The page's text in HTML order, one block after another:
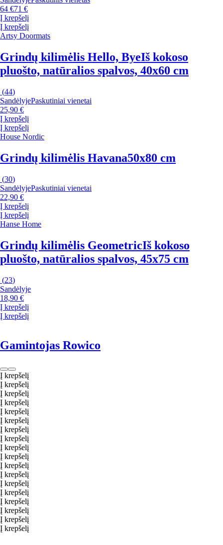
64 €71 €
Į krepšelį
Į krepšelį
Artsy Doormats
Grindų kilimėlis Hello, ByeIš kokoso
pluošto, natūralios spalvos, 40x60 cm
(44)
SandėlyjePaskutiniai vienetai
25,90 €
Į krepšelį
Į krepšelį
House Nordic
Grindų kilimėlis Havana50x80 cm
(30)
SandėlyjePaskutiniai vienetai
22,90 €
Į krepšelį
Į krepšelį
Hanse Home
Grindų kilimėlis GeometricIš kokoso
pluošto, natūralios spalvos, 45x75 cm
(23)
Sandėlyje
18,90 €
Į krepšelį
Į krepšelį
Gamintojas Rowico
Į krepšelį
Į krepšelį
Į krepšelį
Į krepšelį
Į krepšelį
Į krepšelį
Į krepšelį
Į krepšelį
Į krepšelį
Į krepšelį
Į krepšelį
Į krepšelį
Į krepšelį
Į krepšelį
Į krepšelį
Į krepšelį
Į krepšelį
Į krepšelį